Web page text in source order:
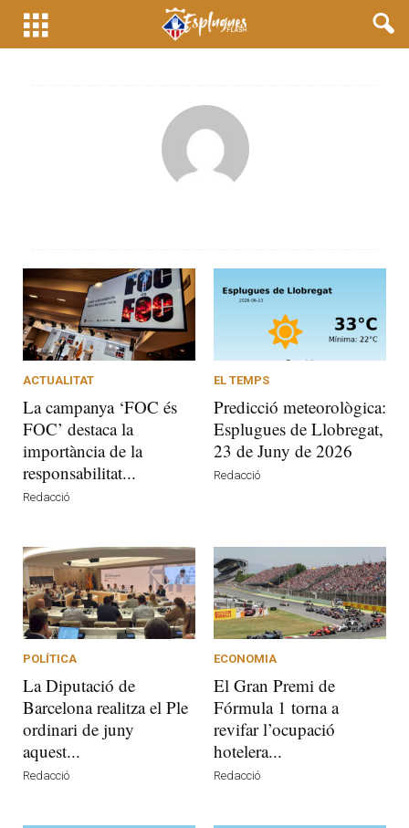
ACTUALITAT
La campanya ‘FOC és
FOC’ destaca la
importància de la
responsabilitat...
Redacció
EL TEMPS
Predicció meteorològica:
Esplugues de Llobregat,
23 de Juny de 2026
Redacció
POLÍTICA
La Diputació de
Barcelona realitza el Ple
ordinari de juny
aquest...
Redacció
ECONOMIA
El Gran Premi de
Fórmula 1 torna a
revifar l’ocupació
hotelera...
Redacció